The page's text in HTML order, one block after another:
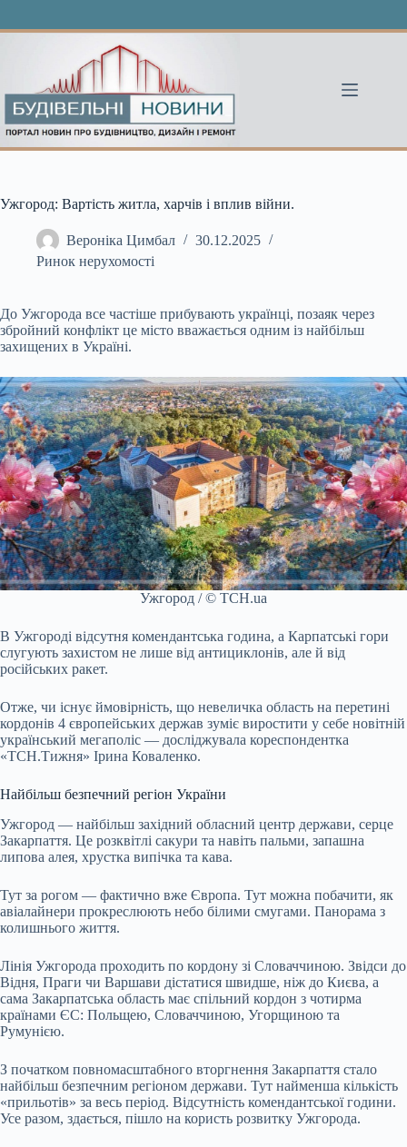
Ужгород: Вартість житла, харчів і вплив війни.
Вероніка Цимбал
30.12.2025
Ринок нерухомості
До Ужгорода все частіше прибувають українці, позаяк через
збройний конфлікт це місто вважається одним із найбільш
захищених в Україні.
Ужгород / © ТСН.ua
В Ужгороді відсутня комендантська година, а Карпатські гори
слугують захистом не лише від антициклонів, але й від
російських ракет.
Отже, чи існує ймовірність, що невеличка область на перетині
кордонів 4 європейських держав зуміє виростити у себе новітній
український мегаполіс — досліджувала кореспондентка
«ТСН.Тижня» Ірина Коваленко.
Найбільш безпечний регіон України
Ужгород — найбільш західний обласний центр держави, серце
Закарпаття. Це розквітлі сакури та навіть пальми, запашна
липова алея, хрустка випічка та кава.
Тут за рогом — фактично вже Європа. Тут можна побачити, як
авіалайнери прокреслюють небо білими смугами. Панорама з
колишнього життя.
Лінія Ужгорода проходить по кордону зі Словаччиною. Звідси до
Відня, Праги чи Варшави дістатися швидше, ніж до Києва, а
сама Закарпатська область має спільний кордон з чотирма
країнами ЄС: Польщею, Словаччиною, Угорщиною та
Румунією.
З початком повномасштабного вторгнення Закарпаття стало
найбільш безпечним регіоном держави. Тут найменша кількість
«прильотів» за весь період. Відсутність комендантської години.
Усе разом, здається, пішло на користь розвитку Ужгорода.